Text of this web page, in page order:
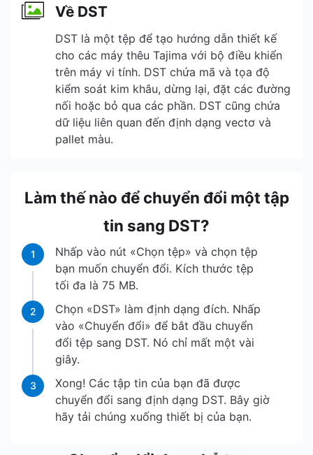
Về DST
DST là một tệp để tạo hướng dẫn thiết kế
cho các máy thêu Tajima với bộ điều khiển
trên máy vi tính. DST chứa mã và tọa độ
kiểm soát kim khâu, dừng lại, đặt các đường
nối hoặc bỏ qua các phần. DST cũng chứa
dữ liệu liên quan đến định dạng vectơ và
pallet màu.
Làm thế nào để chuyển đổi một tập
tin sang DST?
1
Nhấp vào nút «Chọn tệp» và chọn tệp
bạn muốn chuyển đổi. Kích thước tệp
tối đa là 75 MB.
2
Chọn «DST» làm định dạng đích. Nhấp
vào «Chuyển đổi» để bắt đầu chuyển
đổi tệp sang DST. Nó chỉ mất một vài
giây.
3
Xong! Các tập tin của bạn đã được
chuyển đổi sang định dạng DST. Bây giờ
hãy tải chúng xuống thiết bị của bạn.